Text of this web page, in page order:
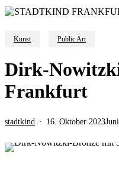
Kunst Public Art
Dirk-
Frankfurt
stadtkind 16. Oktober 2023